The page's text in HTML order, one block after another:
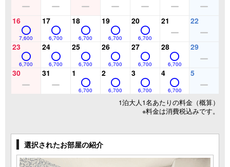
16
7,600
17
6,700
18
6,700
19
6,700
20
6,700
21 22
23
6,700
24
6,700
25
6,700
26
6,700
27
6,700
28
6,700
29
30 31 1
6,700
2
6,700
3
6,700
4
6,700
5
1泊大人1名あたりの料金（概算）
※料金は消費税込みです。
選択されたお部屋の紹介